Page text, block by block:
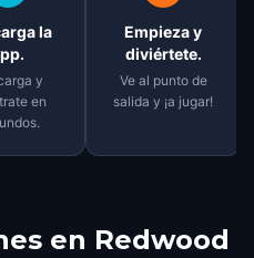
la
y
en
Empieza y
diviértete.
Ve al punto de
salida y ¡a jugar!
en Redwood